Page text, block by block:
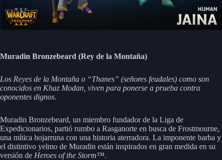
Muradin Bronzebeard (Rey de la Montaña)
Los Reyes de la Montaña o “Thanes” (señores feudales) como son
conocidos en Khaz Modan, viven para ponerse a prueba contra
oponentes dignos.
Muradin Bronzebeard, un miembro fundador de la Liga de
Expedicionarios, partió rumbo a Rasganorte en busca de Frostmourne,
una mítica hojarruna con una historia aterradora. La imponente barba y
el distintivo yelmo de Muradin están inspirados en gran medida en su
versión de Heroes of the Storm™.